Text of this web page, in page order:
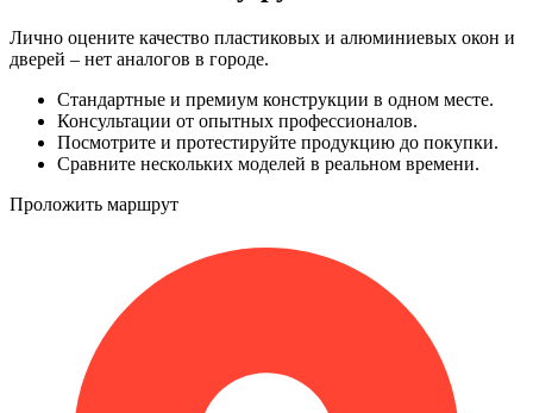
Лично оцените качество пластиковых и алюминиевых окон и
дверей – нет аналогов в городе.
Стандартные и премиум конструкции в одном месте.
Консультации от опытных профессионалов.
Посмотрите и протестируйте продукцию до покупки.
Сравните нескольких моделей в реальном времени.
Проложить маршрут